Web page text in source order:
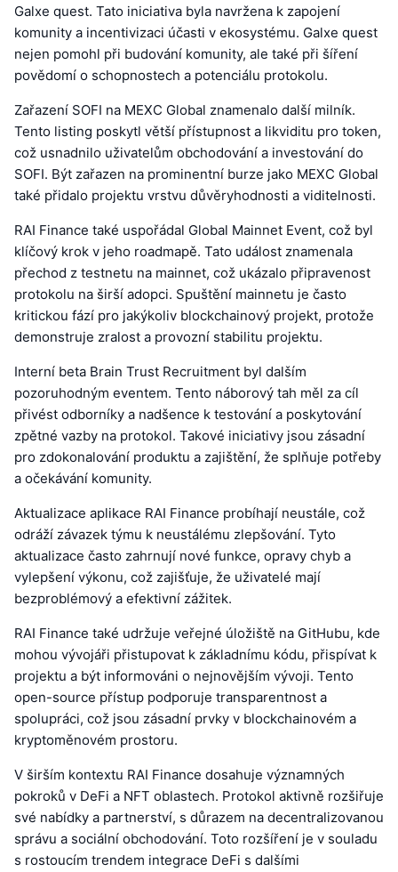
Galxe quest. Tato iniciativa byla navržena k zapojení
komunity a incentivizaci účasti v ekosystému. Galxe quest
nejen pomohl při budování komunity, ale také při šíření
povědomí o schopnostech a potenciálu protokolu.
Zařazení SOFI na MEXC Global znamenalo další milník.
Tento listing poskytl větší přístupnost a likviditu pro token,
což usnadnilo uživatelům obchodování a investování do
SOFI. Být zařazen na prominentní burze jako MEXC Global
také přidalo projektu vrstvu důvěryhodnosti a viditelnosti.
RAI Finance také uspořádal Global Mainnet Event, což byl
klíčový krok v jeho roadmapě. Tato událost znamenala
přechod z testnetu na mainnet, což ukázalo připravenost
protokolu na širší adopci. Spuštění mainnetu je často
kritickou fází pro jakýkoliv blockchainový projekt, protože
demonstruje zralost a provozní stabilitu projektu.
Interní beta Brain Trust Recruitment byl dalším
pozoruhodným eventem. Tento náborový tah měl za cíl
přivést odborníky a nadšence k testování a poskytování
zpětné vazby na protokol. Takové iniciativy jsou zásadní
pro zdokonalování produktu a zajištění, že splňuje potřeby
a očekávání komunity.
Aktualizace aplikace RAI Finance probíhají neustále, což
odráží závazek týmu k neustálému zlepšování. Tyto
aktualizace často zahrnují nové funkce, opravy chyb a
vylepšení výkonu, což zajišťuje, že uživatelé mají
bezproblémový a efektivní zážitek.
RAI Finance také udržuje veřejné úložiště na GitHubu, kde
mohou vývojáři přistupovat k základnímu kódu, přispívat k
projektu a být informováni o nejnovějším vývoji. Tento
open-source přístup podporuje transparentnost a
spolupráci, což jsou zásadní prvky v blockchainovém a
kryptoměnovém prostoru.
V širším kontextu RAI Finance dosahuje významných
pokroků v DeFi a NFT oblastech. Protokol aktivně rozšiřuje
své nabídky a partnerství, s důrazem na decentralizovanou
správu a sociální obchodování. Toto rozšíření je v souladu
s rostoucím trendem integrace DeFi s dalšími